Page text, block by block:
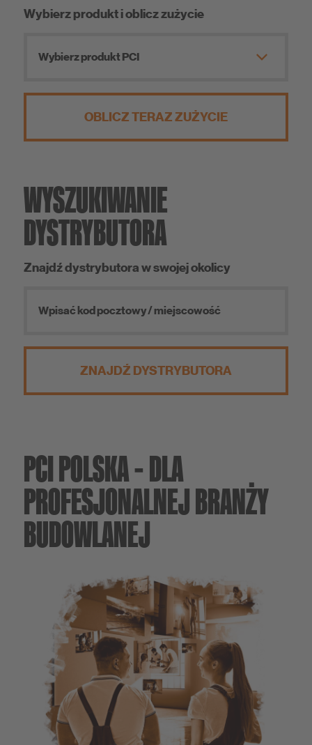
Wybierz produkt i oblicz zużycie
Wybierz produkt PCI
OBLICZ TERAZ ZUŻYCIE
WYSZUKIWANIE
DYSTRYBUTORA
Znajdź dystrybutora w swojej okolicy
ZNAJDŹ DYSTRYBUTORA
PCI POLSKA – DLA
PROFESJONALNEJ BRANŻY
BUDOWLANEJ